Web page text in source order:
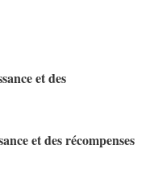
et des
et des récompenses